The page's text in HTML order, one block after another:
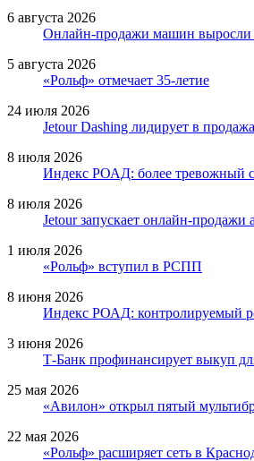
6 августа 2026
Онлайн-продажи машин выросли
5 августа 2026
«Рольф» отмечает 35-летие
24 июля 2026
Jetour Dashing лидирует в
8 июля 2026
Индекс РОАД: более тревожный
8 июля 2026
Jetour запускает онлайн-продажи
1 июля 2026
«Рольф» вступил в РСПП
8 июня 2026
Индекс РОАД: контролируемый
3 июня 2026
Т-Банк профинансирует выкуп
25 мая 2026
«Авилон» открыл пятый
22 мая 2026
«Рольф» расширяет сеть в